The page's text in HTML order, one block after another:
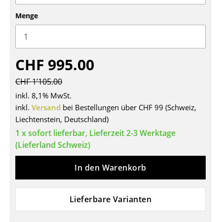
... alle Sitzmöbel
Tische
Esstische
Beistelltische
Couchtische
Schreibtische
Sekretäre & PC-Tische
Konferenztische
Menge
CHF 995.00
CHF 1’105.00
inkl. 8,1% MwSt.
inkl. Versand bei Bestellungen über CHF 99 (Schweiz,
Liechtenstein, Deutschland)
1 x sofort lieferbar, Lieferzeit 2-3 Werktage
(Lieferland Schweiz)
In den Warenkorb
Lieferbare Varianten